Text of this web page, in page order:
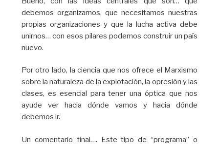
debemos organizarnos, que necesitamos nuestras
propias organizaciones y que la lucha activa debe
unirnos… con esos pilares podemos construir un país
nuevo.
Por otro lado, la ciencia que nos ofrece el Marxismo
sobre la naturaleza de la explotación, la opresión y las
clases, es esencial para tener una óptica que nos
ayude ver hacia dónde vamos y hacia dónde
debemos ir.
Un comentario final…. Este tipo de “programa” o